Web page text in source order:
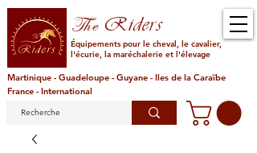
TheRiders
Équipements pour le cheval, le cavalier,
l'écurie, la maréchalerie et l'élevage
Martinique - Guadeloupe - Guyane - Iles de la Caraïbe
France - International